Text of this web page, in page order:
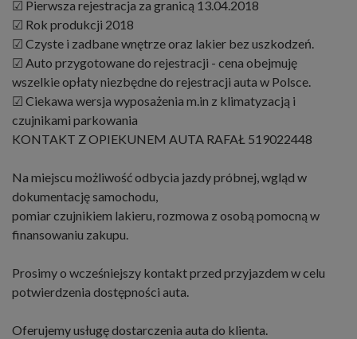
☑ Pierwsza rejestracja za granicą 13.04.2018
☑ Rok produkcji 2018
☑ Czyste i zadbane wnętrze oraz lakier bez uszkodzeń.
☑ Auto przygotowane do rejestracji - cena obejmuję
wszelkie opłaty niezbędne do rejestracji auta w Polsce.
☑ Ciekawa wersja wyposażenia m.in z klimatyzacją i
czujnikami parkowania
KONTAKT Z OPIEKUNEM AUTA RAFAŁ 519022448
Na miejscu możliwość odbycia jazdy próbnej, wgląd w
dokumentację samochodu,
pomiar czujnikiem lakieru, rozmowa z osobą pomocną w
finansowaniu zakupu.
Prosimy o wcześniejszy kontakt przed przyjazdem w celu
potwierdzenia dostępności auta.
Oferujemy usługę dostarczenia auta do klienta.